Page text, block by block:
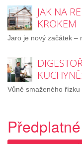
JAK NA
KROKEM
Jaro je nový začátek –
Vůně smaženého
Předplatné